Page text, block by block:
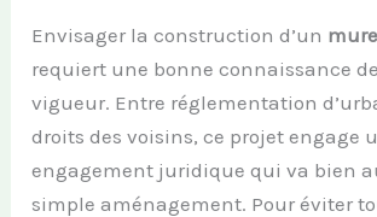
Envisager la construction d’un
requiert une bonne connaissance
vigueur. Entre réglementation
droits des voisins, ce projet engage
engagement juridique qui va bien
simple aménagement. Pour éviter